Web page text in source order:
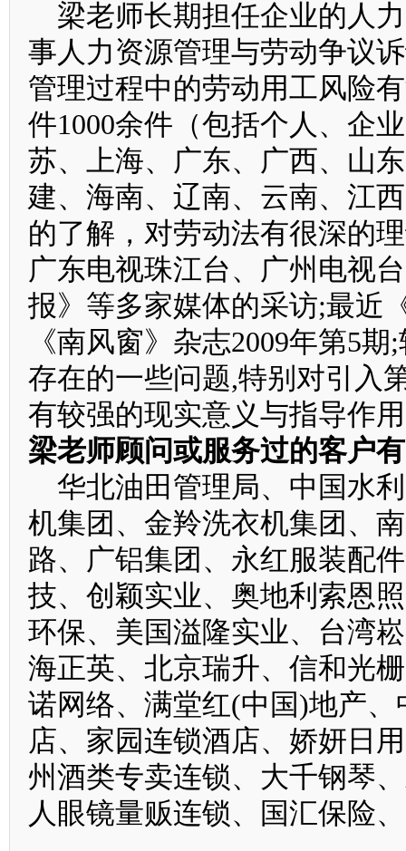
梁老师长期担任企业的人
事人力资源管理与劳动争议
管理过程中的劳动用工风险
件1000余件（包括个人、企
苏、上海、广东、广西、山
建、海南、辽南、云南、江
的了解，对劳动法有很深的
广东电视珠江台、广州电视
报》等多家媒体的采访;最近
《南风窗》杂志2009年第5
存在的一些问题,特别对引入
有较强的现实意义与指导作
梁老师顾问或服务过的客户
华北油田管理局、中国水
机集团、金羚洗衣机集团、
路、广铝集团、永红服装配
技、创颖实业、奥地利索恩
环保、美国溢隆实业、台湾
海正英、北京瑞升、信和光
诺网络、满堂红(中国)地产
店、家园连锁酒店、娇妍日
州酒类专卖连锁、大千钢琴
人眼镜量贩连锁、国汇保险